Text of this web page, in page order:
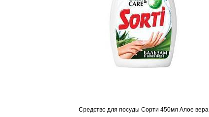
Средство для посуды Сорти 450мл Алое вера